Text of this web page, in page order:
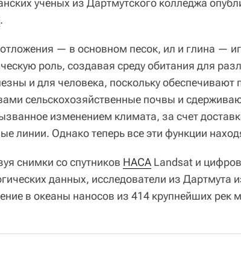
.
— в основном песок, ил и глина —
роль, создавая среду обитания для
и для человека, поскольку обеспечивают
сельскохозяйственные почвы и
изменением климата, за счет
линии. Однако теперь все эти функции
снимки со спутников НАСА Landsat и
данных, исследователи из Дартмута
в океаны наносов из 414 крупнейших рек